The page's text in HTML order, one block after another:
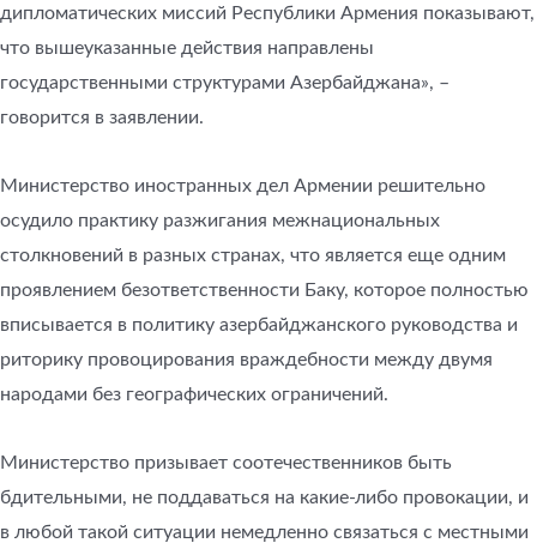
дипломатических миссий Республики Армения показывают,
что вышеуказанные действия направлены
государственными структурами Азербайджана», –
говорится в заявлении.
Министерство иностранных дел Армении решительно
осудило практику разжигания межнациональных
столкновений в разных странах, что является еще одним
проявлением безответственности Баку, которое полностью
вписывается в политику азербайджанского руководства и
риторику провоцирования враждебности между двумя
народами без географических ограничений.
Министерство призывает соотечественников быть
бдительными, не поддаваться на какие-либо провокации, и
в любой такой ситуации немедленно связаться с местными